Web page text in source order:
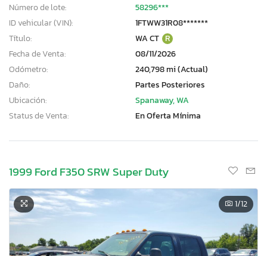
Número de lote:
58296***
ID vehicular (VIN):
1FTWW31R08*******
Título:
WA CT R
Fecha de Venta:
08/11/2026
Odómetro:
240,798 mi (Actual)
Daño:
Partes Posteriores
Ubicación:
Spanaway, WA
Status de Venta:
En Oferta Mínima
1999 Ford F350 SRW Super Duty
1/12